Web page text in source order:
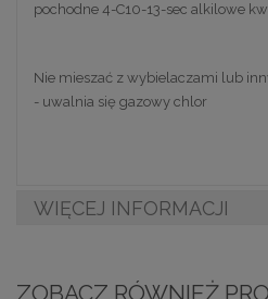
pochodne 4-C10-13-sec alkilowe
Nie mieszać z wybielaczami lub
- uwalnia się gazowy chlor
WIĘCEJ INFORMACJI
ZOBACZ RÓWNIEŻ